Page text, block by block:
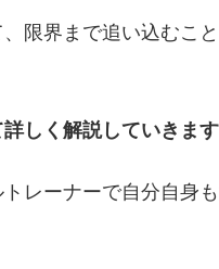
限界まで追い込むこ
しく解説していきます
レーナーで自分自身